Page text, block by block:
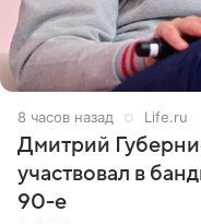
8 часов назад Life.ru
Дмитрий
участвовал в
90-е